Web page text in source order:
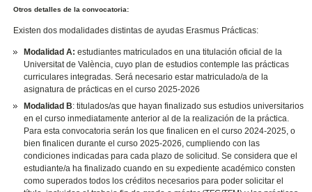
Otros detalles de la convocatoria:
Existen dos modalidades distintas de ayudas Erasmus Prácticas:
Modalidad A:estudiantes matriculados en una titulación oficial de la
Universitat de València, cuyo plan de estudios contemple las prácticas
curriculares integradas. Será necesario estar matriculado/a de la
asignatura de prácticas en el curso 2025-2026
Modalidad B: titulados/as que hayan finalizado sus estudios universitarios
en el curso inmediatamente anterior al de la realización de la práctica.
Para esta convocatoria serán los que finalicen en el curso 2024-2025, o
bien finalicen durante el curso 2025-2026, cumpliendo con las
condiciones indicadas para cada plazo de solicitud. Se considera que el
estudiante/a ha finalizado cuando en su expediente académico consten
como superados todos los créditos necesarios para poder solicitar el